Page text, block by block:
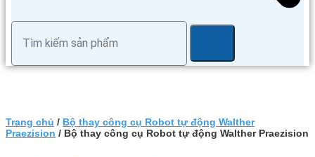
Trang chủ / Bộ thay công cụ Robot tự động Walther
Praezision / Bộ thay công cụ Robot tự động Walther Praezision